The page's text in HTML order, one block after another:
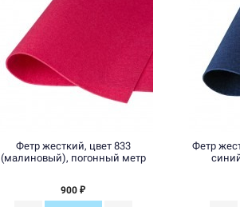
Фетр жесткий, цвет 833
(малиновый), погонный метр
900 ₽
Фетр